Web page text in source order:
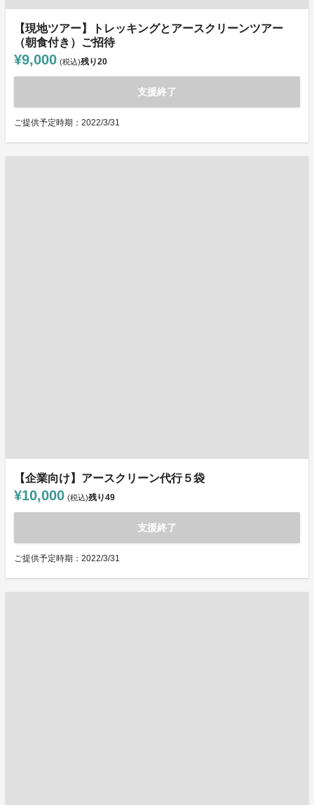
【現地ツアー】トレッキングとアースクリーンツアー
（朝食付き）ご招待
¥9,000 (税込)残り20
支援終了
ご提供予定時期：2022/3/31
【企業向け】アースクリーン代行５袋
¥10,000 (税込)残り49
支援終了
ご提供予定時期：2022/3/31